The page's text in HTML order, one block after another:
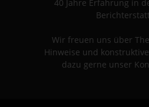
40 Jahre Erfahrung in
Wir freuen uns über
Hinweise und
dazu gerne unser